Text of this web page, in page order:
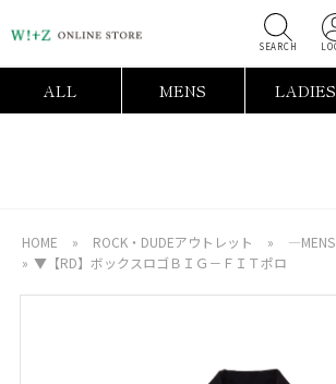
ALL MENS LADIES
HOME » ROCK・DUDEアウトレット »
―MENS
» ▼【RD】ボックスロゴＢＩＧ－ＦＩＴポロ